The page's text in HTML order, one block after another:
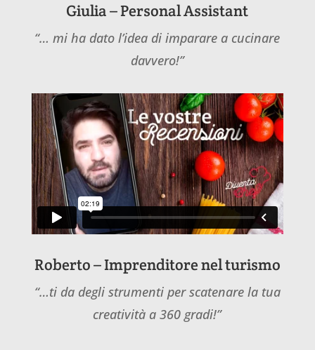
Giulia – Personal Assistant
“… mi ha dato l’idea di imparare a cucinare
davvero!”
Roberto – Imprenditore nel turismo
“…ti da degli strumenti per scatenare la tua
creatività a 360 gradi!”